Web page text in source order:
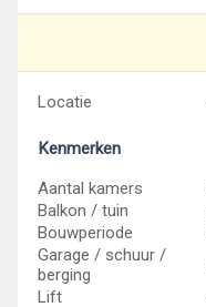
Locatie
Kenmerken
Aantal kamers
Balkon / tuin
Bouwperiode
Garage / schuur /
berging
Lift